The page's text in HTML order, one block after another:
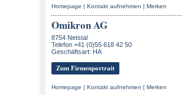
Homepage | Kontakt aufnehmen | Merken
Omikron AG
8754 Netstal
Telefon +41 (0)55 618 42 50
Geschäftsart: HA
Zum Firmenportrait
Homepage | Kontakt aufnehmen | Merken